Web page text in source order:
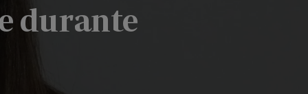
durante